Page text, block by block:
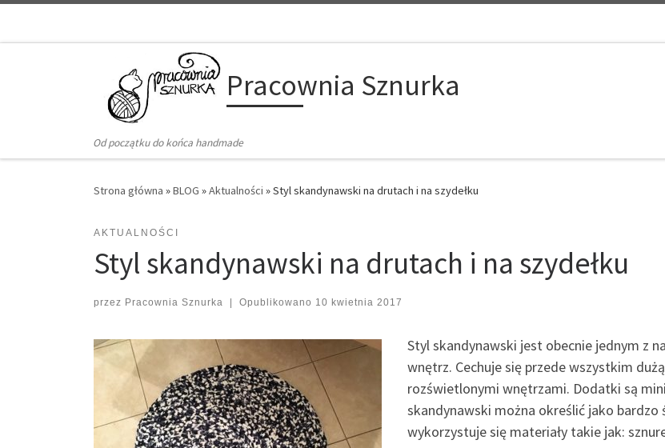
Pracownia Sznurka
Od początku do końca handmade
Strona główna »BLOG »Aktualności »Styl skandynawski na drutach i na szydełku
AKTUALNOŚCI
Styl skandynawski na drutach i na szydełku
przez Pracownia Sznurka | Opublikowano 10 kwietnia 2017
Styl skandynawski jest obecnie jednym z
wnętrz. Cechuje się przede wszystkim
rozświetlonymi wnętrzami. Dodatki są
skandynawski można określić jako bardzo
wykorzystuje się materiały takie jak: